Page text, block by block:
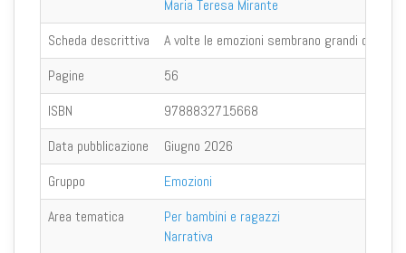
Maria Teresa Mirante
Scheda descrittiva
A volte le emozioni sembrano grandi come
Pagine
56
ISBN
9788832715668
Data pubblicazione
Giugno 2026
Gruppo
Emozioni
Area tematica
Per bambini e ragazzi
Narrativa